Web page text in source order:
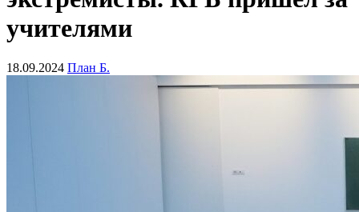
учителями
18.09.2024 План Б.